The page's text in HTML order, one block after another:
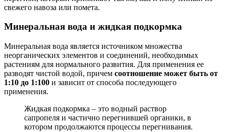
свежего навоза или помета.
Минеральная вода и жидкая подкормка
Минеральная вода является источником множества
неорганических элементов и соединений, необходимых
растениям для нормального развития. Для применения ее
разводят чистой водой, причем соотношение может быть от
1:10 до 1:100 и зависит от способа последующего
применения.
Жидкая подкормка – это водный раствор
сапропеля и частично перегнившей органики, в
котором продолжаются процессы перегнивания.